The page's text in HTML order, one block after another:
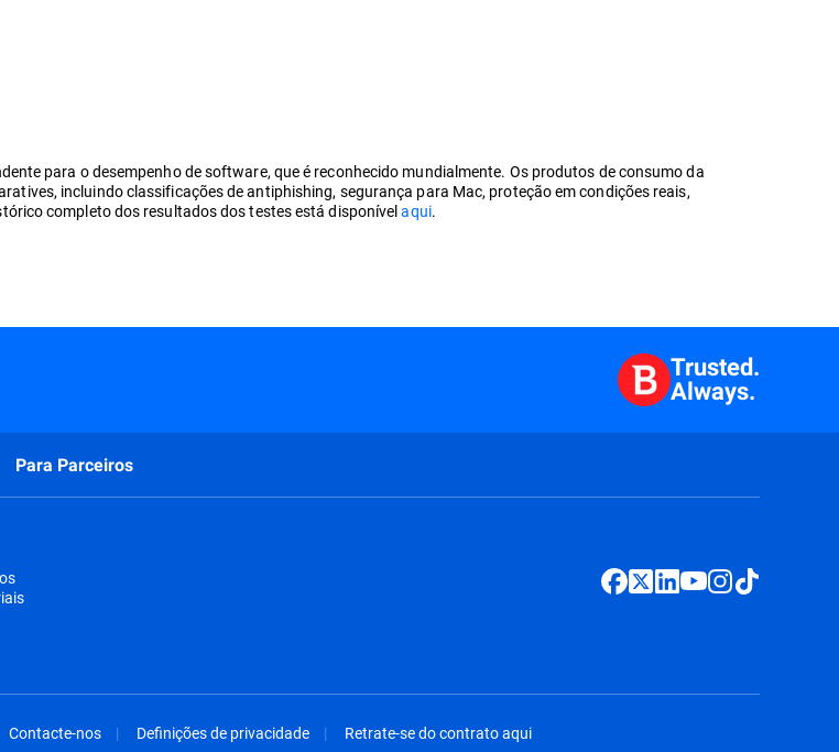
para o desempenho de software, que é reconhecido mundialmente. Os produtos de consumo da
incluindo classificações de antiphishing, segurança para Mac, proteção em condições reais,
completo dos resultados dos testes está disponívelaqui.
Trusted.
Always.
Para Parceiros
Contacte-nos Definições de privacidade Retrate-se do contrato aqui